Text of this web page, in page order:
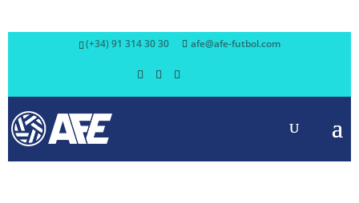
(+34) 91 314 30 30 afe@afe-futbol.com